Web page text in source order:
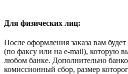
Для физических лиц:
После оформления заказа вам
(по факсу или на e-mail), которую
любом банке. Дополнительно
комиссионный сбор, размер